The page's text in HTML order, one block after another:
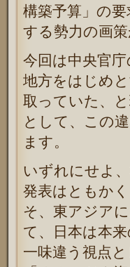
構築予算」の
する勢力の画
今回は中央官
地方をはじめ
取っていた、
として、この
ます。
いずれにせよ
発表はともか
そ、東アジア
て、日本は本
一味違う視点